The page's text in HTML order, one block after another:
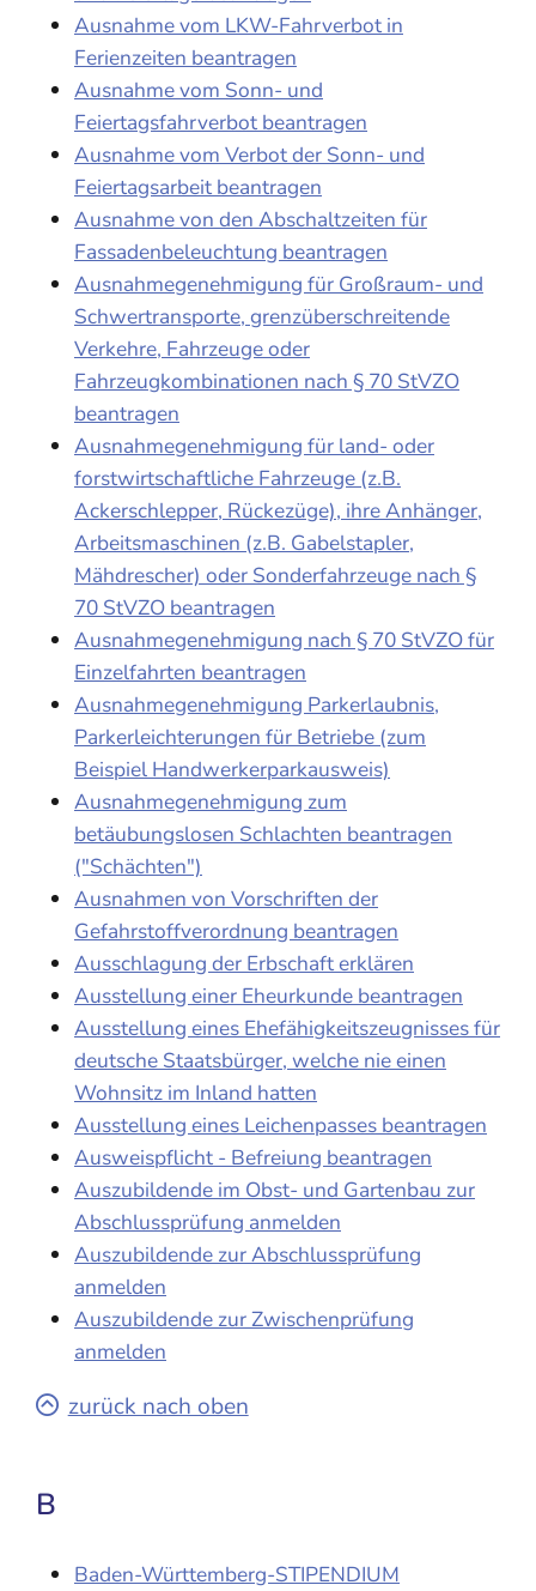
Ausnahme vom LKW-Fahrverbot in
Ferienzeiten beantragen
Ausnahme vom Sonn- und
Feiertagsfahrverbot beantragen
Ausnahme vom Verbot der Sonn- und
Feiertagsarbeit beantragen
Ausnahme von den Abschaltzeiten für
Fassadenbeleuchtung beantragen
Ausnahmegenehmigung für Großraum- und
Schwertransporte, grenzüberschreitende
Verkehre, Fahrzeuge oder
Fahrzeugkombinationen nach § 70 StVZO
beantragen
Ausnahmegenehmigung für land- oder
forstwirtschaftliche Fahrzeuge (z.B.
Ackerschlepper, Rückezüge), ihre Anhänger,
Arbeitsmaschinen (z.B. Gabelstapler,
Mähdrescher) oder Sonderfahrzeuge nach §
70 StVZO beantragen
Ausnahmegenehmigung nach § 70 StVZO für
Einzelfahrten beantragen
Ausnahmegenehmigung Parkerlaubnis,
Parkerleichterungen für Betriebe (zum
Beispiel Handwerkerparkausweis)
Ausnahmegenehmigung zum
betäubungslosen Schlachten beantragen
("Schächten")
Ausnahmen von Vorschriften der
Gefahrstoffverordnung beantragen
Ausschlagung der Erbschaft erklären
Ausstellung einer Eheurkunde beantragen
Ausstellung eines Ehefähigkeitszeugnisses für
deutsche Staatsbürger, welche nie einen
Wohnsitz im Inland hatten
Ausstellung eines Leichenpasses beantragen
Ausweispflicht - Befreiung beantragen
Auszubildende im Obst- und Gartenbau zur
Abschlussprüfung anmelden
Auszubildende zur Abschlussprüfung
anmelden
Auszubildende zur Zwischenprüfung
anmelden
zurück nach oben
B
Baden-Württemberg-STIPENDIUM